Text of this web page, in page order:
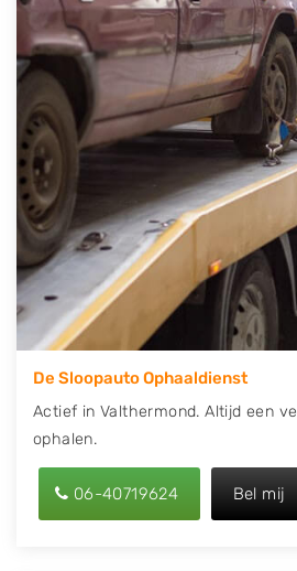
telefonisch contact op of maak
Wilt u direct een tweedehands
offerte aanvragen? Dat kan via
uw kenteken in en druk op
Wij kunnen u helpen met de
eigenlijk alle merken, zoals Alfa
Chevrolet, Citroën, Dacia, Fiat,
Kia, Mazda, Mercedes Benz,
Peugeot, Porsche, Renault,
Toyota, Volkswagen en Volvo.
De Sloopauto Ophaaldienst
Actief in Valthermond. Altijd een
ophalen.
06-40719624 Bel mij